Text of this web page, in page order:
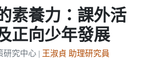
素養力：課外活
正向少年發展
研究中心 | 王淑貞 助理研究員